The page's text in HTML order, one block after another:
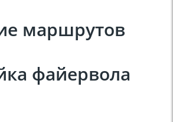
маршрутов
файервола